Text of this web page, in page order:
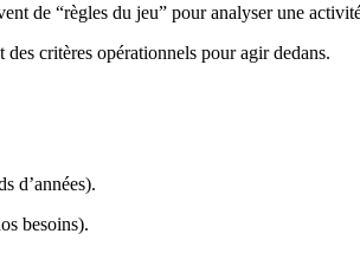
de “règles du jeu” pour analyser une
critères opérationnels pour agir dedans.
d’années).
besoins).